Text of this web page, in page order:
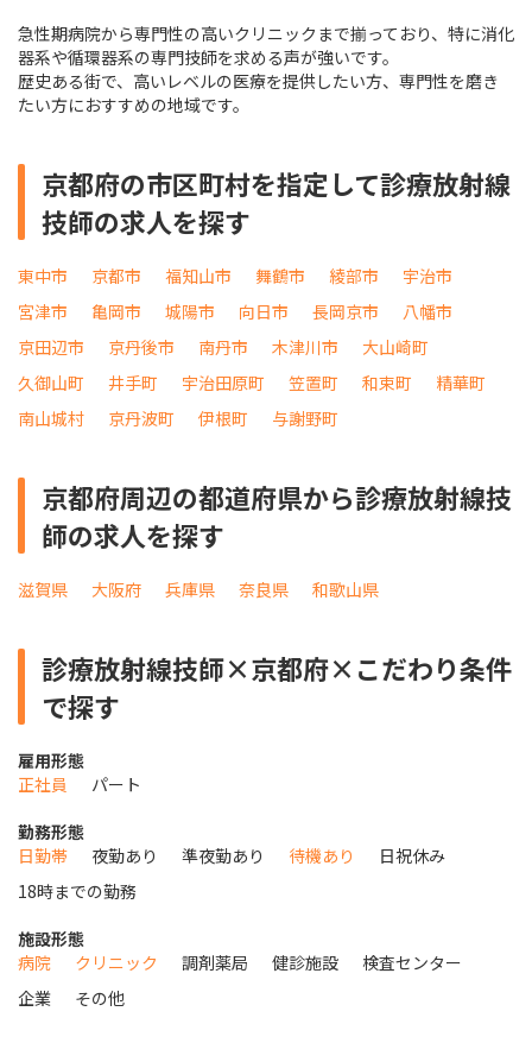
急性期病院から専門性の高いクリニックまで揃っており、特に消化
器系や循環器系の専門技師を求める声が強いです。
歴史ある街で、高いレベルの医療を提供したい方、専門性を磨き
たい方におすすめの地域です。
京都府の市区町村を指定して診療放射線
技師の求人を探す
東中市 京都市 福知山市 舞鶴市 綾部市
宇治市
宮津市
亀岡市 城陽市 向日市 長岡京市
八幡市
京田辺市
京丹後市 南丹市 木津川市
大山崎町
久御山町
井手町 宇治田原町 笠置町 和束町
精華町
南山城村
京丹波町 伊根町 与謝野町
京都府周辺の都道府県から診療放射線技
師の求人を探す
滋賀県 大阪府 兵庫県 奈良県 和歌山県
診療放射線技師×京都府×こだわり条件
で探す
雇用形態
正社員
パート
勤務形態
日勤帯
夜勤あり 準夜勤あり 待機あり
日祝休み
18時までの勤務
施設形態
病院
クリニック 調剤薬局 健診施設
検査センター
企業
その他